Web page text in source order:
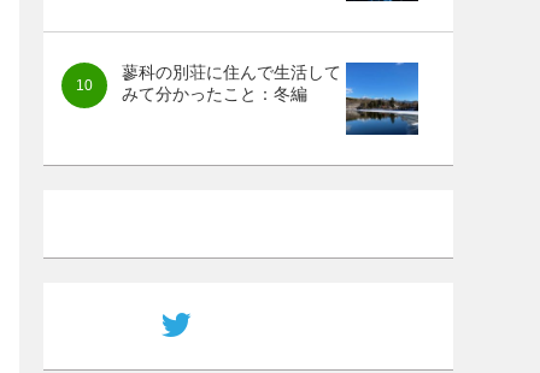
蓼科の別荘に住んで生活して
みて分かったこと：冬編